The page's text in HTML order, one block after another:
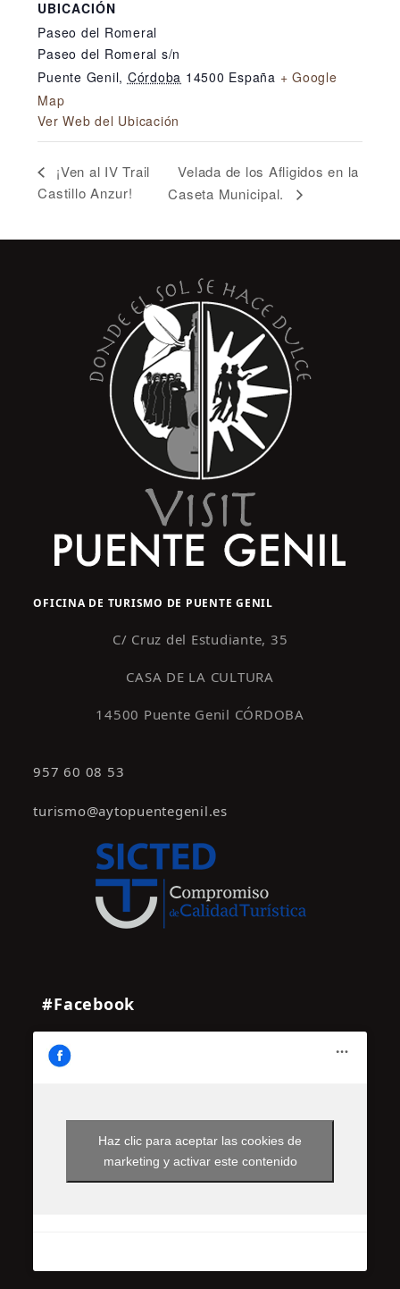
UBICACIÓN
Paseo del Romeral
Paseo del Romeral s/n
Puente Genil, Córdoba 14500 España + Google
Map
Ver Web del Ubicación
¡Ven al IV Trail
Castillo Anzur!
Velada de los Afligidos en la
Caseta Municipal.
OFICINA DE TURISMO DE PUENTE GENIL
C/ Cruz del Estudiante, 35
CASA DE LA CULTURA
14500 Puente Genil CÓRDOBA
957 60 08 53
turismo@aytopuentegenil.es
#Facebook
Haz clic para aceptar las cookies de
marketing y activar este contenido